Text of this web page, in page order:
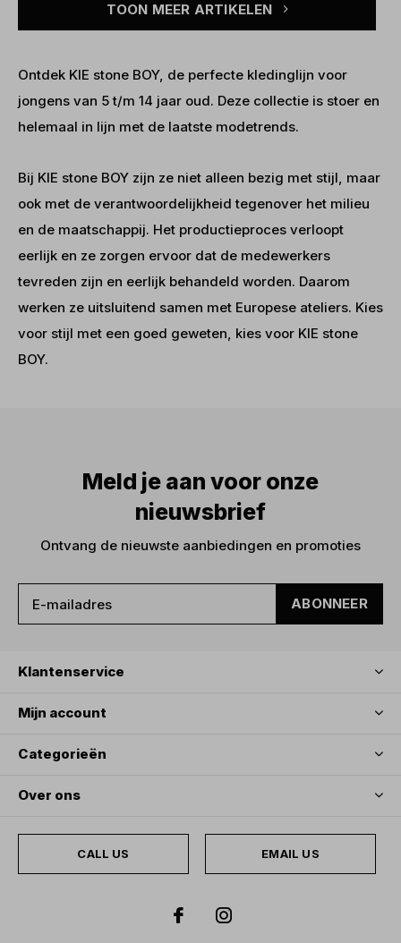
TOON MEER ARTIKELEN
Ontdek KIE stone BOY, de perfecte kledinglijn voor
jongens van 5 t/m 14 jaar oud. Deze collectie is stoer en
helemaal in lijn met de laatste modetrends.
Bij KIE stone BOY zijn ze niet alleen bezig met stijl, maar
ook met de verantwoordelijkheid tegenover het milieu
en de maatschappij. Het productieproces verloopt
eerlijk en ze zorgen ervoor dat de medewerkers
tevreden zijn en eerlijk behandeld worden. Daarom
werken ze uitsluitend samen met Europese ateliers. Kies
voor stijl met een goed geweten, kies voor KIE stone
BOY.
Meld je aan voor onze
nieuwsbrief
Ontvang de nieuwste aanbiedingen en promoties
ABONNEER
Klantenservice
Mijn account
Categorieën
Over ons
CALL US EMAIL US